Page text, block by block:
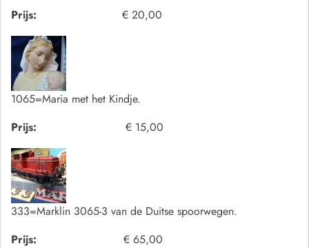
Prijs:
€ 20,00
1065=Maria met het Kindje.
Prijs:
€ 15,00
333=Marklin 3065-3 van de Duitse spoorwegen.
Prijs:
€ 65,00